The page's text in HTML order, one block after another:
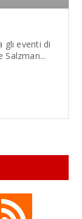
gli eventi di
Salzman...